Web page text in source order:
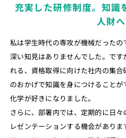
充実した研修制度。知識
人財へ
私は学生時代の専攻が機械だった
深い知見はありませんでした。で
れる、資格取得に向けた社内の集合
のおかげで知識を身につけること
化学が好きになりました。
さらに、部署内では、定期的に日
レゼンテーションする機会があり